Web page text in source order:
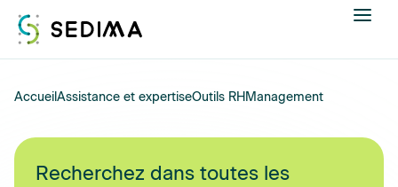
Nous connaître
Actualités
AccueilAssistance et expertiseOutils RH Management
Recherchez dans toutes les